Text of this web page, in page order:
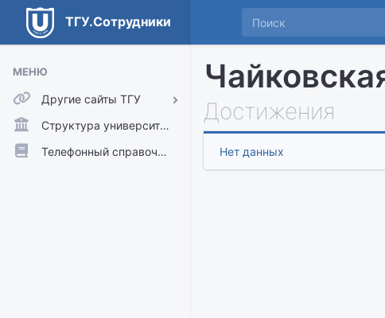
ТГУ.Сотрудники
МЕНЮ
Другие сайты ТГУ
ТГУ.Аккаунты
ТГУ.Расписание
Структура университета
Телефонный справочник
Достижения
Нет данных